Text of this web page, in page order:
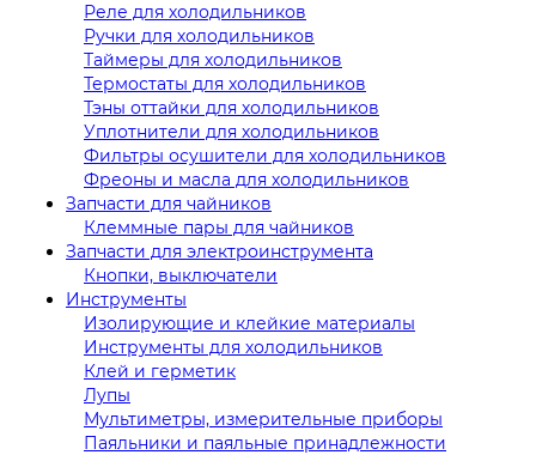
Реле для холодильников
Ручки для холодильников
Таймеры для холодильников
Термостаты для холодильников
Тэны оттайки для холодильников
Уплотнители для холодильников
Фильтры осушители для холодильников
Фреоны и масла для холодильников
Запчасти для чайников
Клеммные пары для чайников
Запчасти для электроинструмента
Кнопки, выключатели
Инструменты
Изолирующие и клейкие материалы
Инструменты для холодильников
Клей и герметик
Лупы
Мультиметры, измерительные приборы
Паяльники и паяльные принадлежности